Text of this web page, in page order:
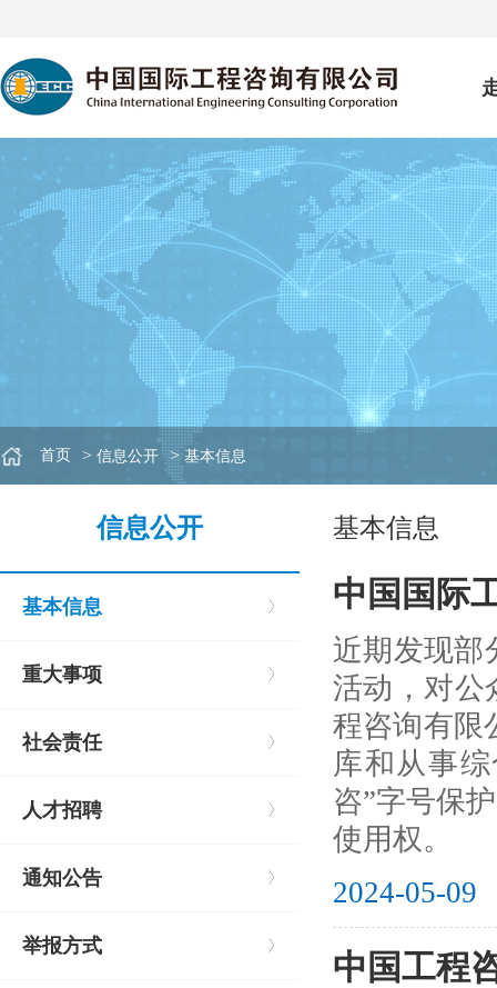
首页 > 信息公开 >基本信息
信息公开
基本信息
重大事项
社会责任
人才招聘
通知公告
举报方式
基本信息
中国国际
近期发现部
活动，对公
程咨询有限
库和从事
咨”字号保
使用权。
2024-05-09
中国工程